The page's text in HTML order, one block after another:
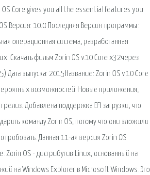
Core gives you all the essential features you
Версия: 10.0 Последняя Версия программы:
операционная система, разработанная
Скачать фильм Zorin OS v.10 Core x32через
Дата выпуска: 2015Название: Zorin OS v.10 Core
возможностей. Новые приложения,
Добавлена поддержка EFI загрузки, что
команду Zorin OS, потому что они вложили
Данная 11-ая версия Zorin OS
OS - дистрибутив Linux, основанный на
на Windows Explorer в Microsoft Windows. Это